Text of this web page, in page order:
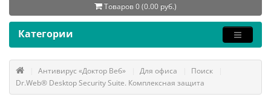
Товаров 0 (0.00 руб.)
Категории
Антивирус «Доктор Веб» Для офиса
Поиск
Dr.Web® Desktop Security Suite. Комплексная защита